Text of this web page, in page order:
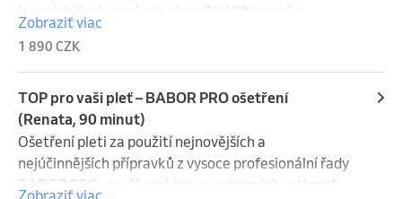
jemných linek a vrásek, okamžitý liftingový a
zpevňující efekt a navrácení pevnosti kontur
Zobraziť viac
1 890 CZK
TOP pro vaši pleť – BABOR PRO ošetření
(Renata, 90 minut)
Ošetření pleti za použití nejnovějších a
nejúčinnějších přípravků z vysoce profesionální řady
BABOR PRO, používané jen ve vybraných salónech,
Zobraziť viac